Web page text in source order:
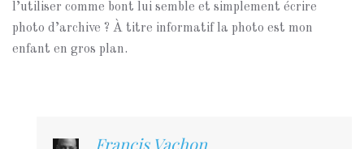
l’utiliser comme bont lui semble et simplement écrire
photo d’archive ? À titre informatif la photo est mon
enfant en gros plan.
Francis Vachon